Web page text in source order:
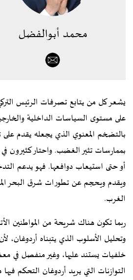
محمد أبوالفضل
يشعر كل من يتابع تصرفات الرئيس
على مستوى السياسات الداخلية
بالتضخم المعنوي الذي يجعله يقدم على
بممارسات تثير الغضب. واحتار كثيرون
أو حتى استيعاب دوافعها. فهو يدعم
ويقدم ويحجم عن تطورات شرق البحر
الغرب.
ربما تكون هناك شريحة من المواطنين
وتحليل الأسلوب الذي يتبناه أردوغان،
خلفيات يستند عليها، وغير منفصل في
التوازنات التي يريد أردوغان التحكم